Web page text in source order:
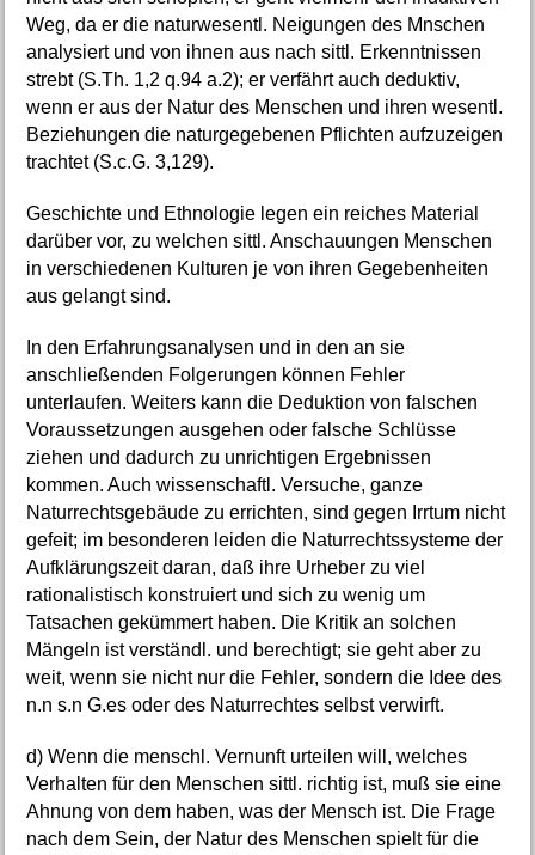
Weg, da er die naturwesentl. Neigungen des Mnschen
analysiert und von ihnen aus nach sittl. Erkenntnissen
strebt (S.Th. 1,2 q.94 a.2); er verfährt auch deduktiv,
wenn er aus der Natur des Menschen und ihren wesentl.
Beziehungen die naturgegebenen Pflichten aufzuzeigen
trachtet (S.c.G. 3,129).
Geschichte und Ethnologie legen ein reiches Material
darüber vor, zu welchen sittl. Anschauungen Menschen
in verschiedenen Kulturen je von ihren Gegebenheiten
aus gelangt sind.
In den Erfahrungsanalysen und in den an sie
anschließenden Folgerungen können Fehler
unterlaufen. Weiters kann die Deduktion von falschen
Voraussetzungen ausgehen oder falsche Schlüsse
ziehen und dadurch zu unrichtigen Ergebnissen
kommen. Auch wissenschaftl. Versuche, ganze
Naturrechtsgebäude zu errichten, sind gegen Irrtum nicht
gefeit; im besonderen leiden die Naturrechtssysteme der
Aufklärungszeit daran, daß ihre Urheber zu viel
rationalistisch konstruiert und sich zu wenig um
Tatsachen gekümmert haben. Die Kritik an solchen
Mängeln ist verständl. und berechtigt; sie geht aber zu
weit, wenn sie nicht nur die Fehler, sondern die Idee des
n.n s.n G.es oder des Naturrechtes selbst verwirft.
d) Wenn die menschl. Vernunft urteilen will, welches
Verhalten für den Menschen sittl. richtig ist, muß sie eine
Ahnung von dem haben, was der Mensch ist. Die Frage
nach dem Sein, der Natur des Menschen spielt für die